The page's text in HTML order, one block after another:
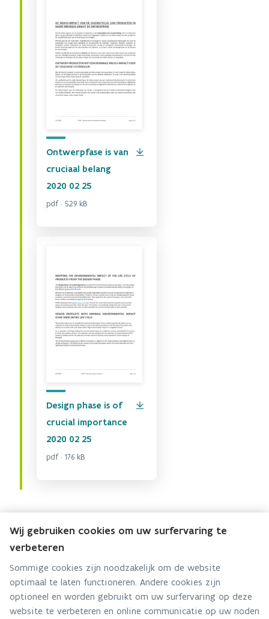
Ontwerpfase is van
cruciaal belang
2020 02 25
pdf · 529 kB
Design phase is of
crucial importance
2020 02 25
pdf · 176 kB
Team Onderzoek en Monitoring
Hebt u een vraag voor dit team? Stel ze hier:
Via contact formulier
Wij gebruiken cookies om uw surfervaring te
verbeteren
Sommige cookies zijn noodzakelijk om de website
optimaal te laten functioneren. Andere cookies zijn
optioneel en worden gebruikt om uw surfervaring op deze
website te verbeteren en online communicatie op uw noden